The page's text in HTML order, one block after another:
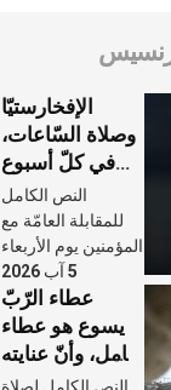
فرنسيس
الإفخارستيّا
وصلاة السّاعات،
في كلّ أسبوع
وكلّ يوم، هما
النَّفَس في حياة
الكنيسة
النص الكامل
للمقابلة العامّة مع
المؤمنين يوم الأربعاء
5 آب 2026
عطاء الرّبّ
يسوع هو عطاء
شامل، وأنّ عنايته
بنا لا تغيب عنّا